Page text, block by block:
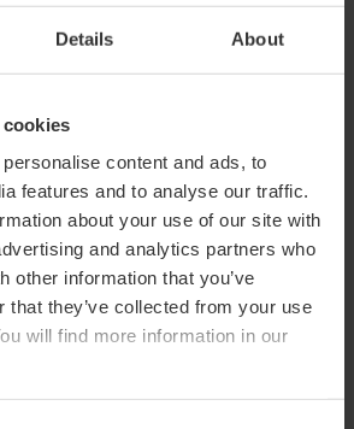
Details About
content and ads, to
features and to analyse our traffic.
about your use of our site with
and analytics partners who
other information that you’ve
that they’ve collected from your use
will find more information in our